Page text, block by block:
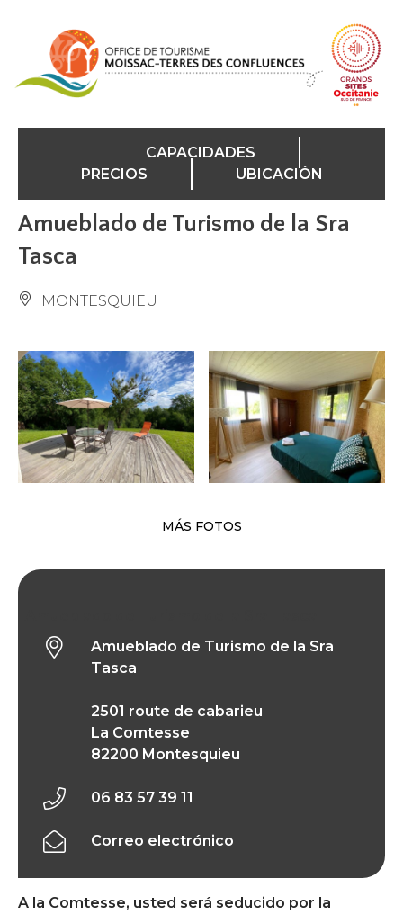
CAPACIDADES
PRECIOS
UBICACIÓN
Amueblado de Turismo de la Sra
Tasca
MONTESQUIEU
MÁS FOTOS
A la Comtesse, usted será seducido por la
Amueblado de Turismo de la Sra
Tasca
2501 route de cabarieu
La Comtesse
82200 Montesquieu
06 83 57 39 11
Correo electrónico